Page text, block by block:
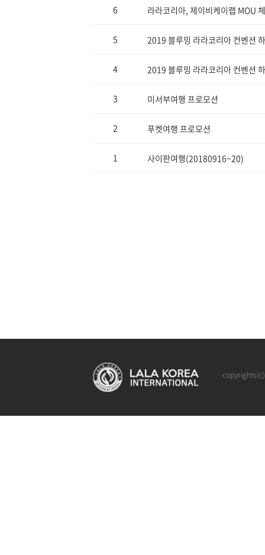
6 라라코리아, 제이비케이랩 MOU
5 2019 블루밍 라라코리아 컨벤션
4 2019 블루밍 라라코리아 컨벤션
3 미서부여행 프로모션
2 푸켓여행 프로모션
1 사이판여행(20180916~20)